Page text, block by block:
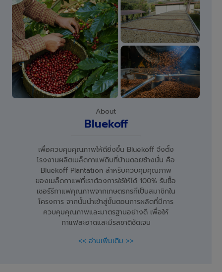
About
Bluekoff
เพื่อควบคุมคุณภาพให้ดียิ่งขึ้น Bluekoff จึงตั้ง
โรงงานผลิตเมล็ดกาแฟดิบที่บ้านดอยช้างนั่น คือ
Bluekoff Plantation สำหรับควบคุมคุณภาพ
ของเมล็ดกาแฟที่เราต้องการใช้ให้ได้ 100% รับซื้อ
เชอร์รีกาแฟคุณภาพจากเกษตรกรที่เป็นสมาชิกใน
โครงการ จากนั้นนำเข้าสู่ขั้นตอนการผลิตที่มีการ
ควบคุมคุณภาพและมาตรฐานอย่างดี เพื่อให้
กาแฟสะอาดและมีรสชาติชัดเจน
<< อ่านเพิ่มเติม >>